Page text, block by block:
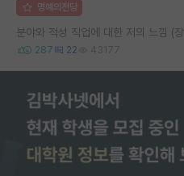
명예의전당
분야와 적성 직업에 대한 저의 느낌 (
287 22 43177